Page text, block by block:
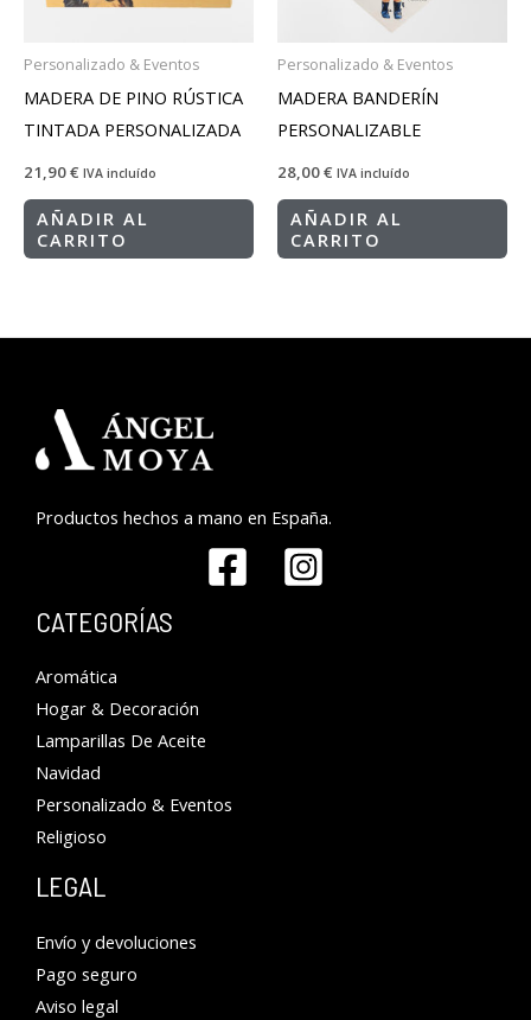
Personalizado & Eventos
MADERA DE PINO RÚSTICA
TINTADA PERSONALIZADA
21,90€ IVA incluído
AÑADIR AL
CARRITO
Personalizado & Eventos
MADERA BANDERÍN
PERSONALIZABLE
28,00€ IVA incluído
AÑADIR AL
CARRITO
Productos hechos a mano en España.
CATEGORÍAS
Aromática
Hogar & Decoración
Lamparillas De Aceite
Navidad
Personalizado & Eventos
Religioso
LEGAL
Envío y devoluciones
Pago seguro
Aviso legal